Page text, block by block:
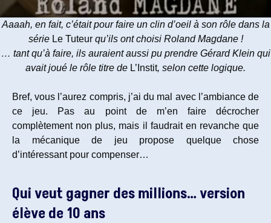
Aaaah, en fait, c’était pour faire un clin d’oeil à son rôle dans la
sérieLe Tuteur qu’ils ont choisi Roland Magdane !
… tant qu’à faire, ils auraient aussi pu prendre Gérard Klein qui
avait joué le rôle titre de L’Instit, selon cette logique.
Bref, vous l’aurez compris, j’ai du mal avec l’ambiance de
ce jeu. Pas au point de m’en faire décrocher
complètement non plus, mais il faudrait en revanche que
la mécanique de jeu propose quelque chose
d’intéressant pour compenser…
Qui veut gagner des millions… version
élève de 10 ans